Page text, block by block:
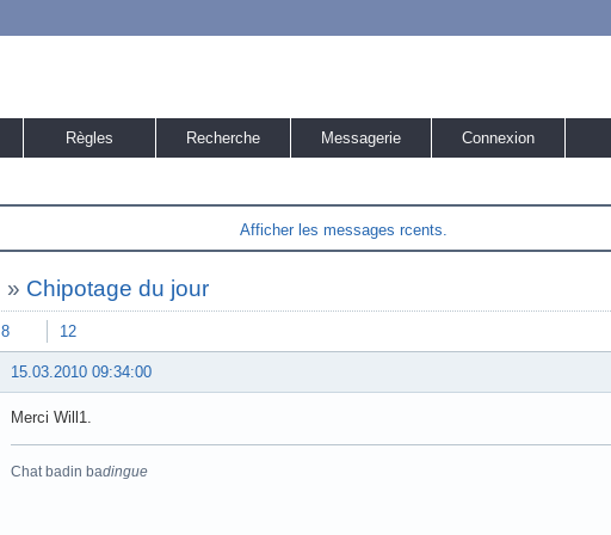
Règles Recherche Messagerie Connexion
Afficher les messages rcents.
» Chipotage du jour
8 12
15.03.2010 09:34:00
Merci Will1.
Chat badin badingue